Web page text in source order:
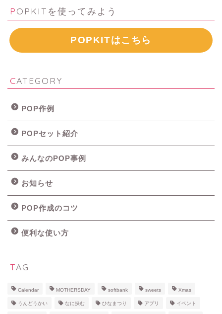
POPKITを使ってみよう
POPKITはこちら
CATEGORY
POP作例
POPセット紹介
みんなのPOP事例
お知らせ
POP作成のコツ
便利な使い方
TAG
Calendar MOTHERSDAY softbank sweets Xmas
うんどうかい なに挟む ひなまつり アプリ イベント